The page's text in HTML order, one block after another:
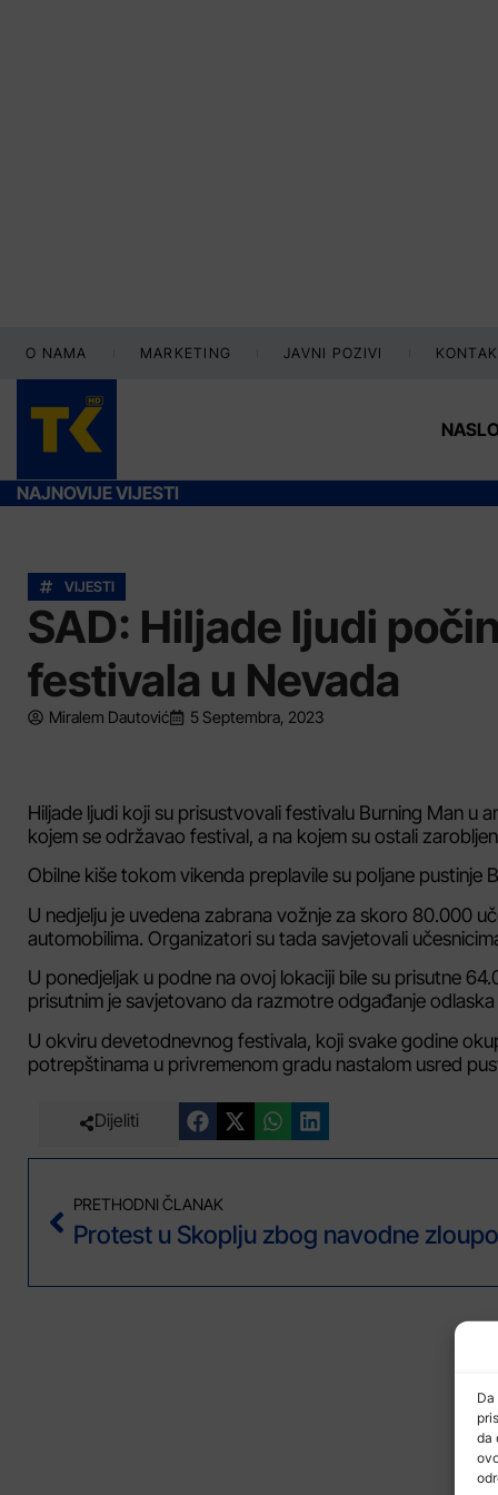
da
O NAMA MARKETING JAVNI POZIVI
NAJNOVIJE VIJESTI
VIJESTI
SAD: Hiljade ljudi
festivala u Nevada
Miralem Dautović 5 Septembra, 2023
Hiljade ljudi koji su prisustvovali festivalu Burning Man u
kojem se održavao festival, a na kojem su ostali
Obilne kiše tokom vikenda preplavile su poljane pustinje
U nedjelju je uvedena zabrana vožnje za skoro 80.000
automobilima. Organizatori su tada savjetovali
U ponedjeljak u podne na ovoj lokaciji bile su prisutne
prisutnim je savjetovano da razmotre odgađanje
U okviru devetodnevnog festivala, koji svake godine
potrepštinama u privremenom gradu nastalom usred
Dijeliti
PRETHODNI ČLANAK